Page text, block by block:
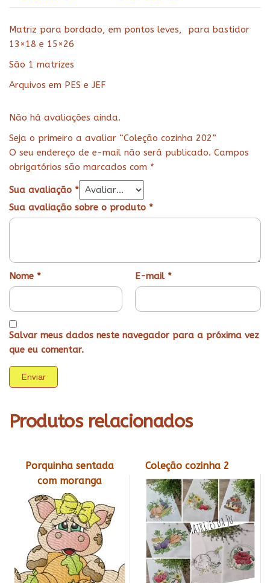
Matriz para bordado, em pontos leves, para bastidor
13×18 e 15×26
São 1 matrizes
Arquivos em PES e JEF
Não há avaliações ainda.
Seja o primeiro a avaliar “Coleção cozinha 202”
O seu endereço de e-mail não será publicado. Campos
obrigatórios são marcados com *
Sua avaliação *
Sua avaliação sobre o produto *
Nome * E-mail *
Salvar meus dados neste navegador para a próxima vez
que eu comentar.
Produtos relacionados
Porquinha sentada
com moranga
Coleção cozinha 2